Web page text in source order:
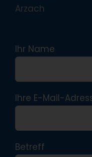
Arzach
Ihr Name
Ihre E-Mail-
Betreff